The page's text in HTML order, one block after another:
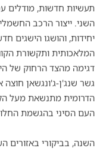
תעשיות חדשות, מודלים
יחידות, והושגו הישגים
דגימה מהצד הרחוק של
גשר שנג'ן-ג'ונגשאן
הדרומית מתנשאת מעל
העם הסיני בהגשמת
השנה, בביקורי באזורים